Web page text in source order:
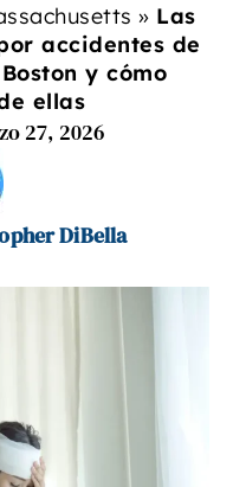
» Las
accidentes de
y cómo
ellas
27, 2026
DiBella